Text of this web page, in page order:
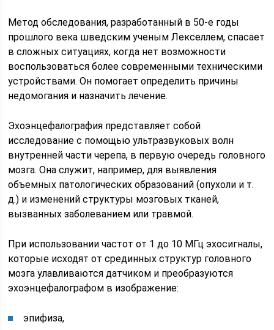
Метод обследования, разработанный в 50-е годы
прошлого века шведским ученым Лекселлем, спасает
в сложных ситуациях, когда нет возможности
воспользоваться более современными техническими
устройствами. Он помогает определить причины
недомогания и назначить лечение.
Эхоэнцефалография представляет собой
исследование с помощью ультразвуковых волн
внутренней части черепа, в первую очередь головного
мозга. Она служит, например, для выявления
объемных патологических образований (опухоли и т.
д.) и изменений структуры мозговых тканей,
вызванных заболеванием или травмой.
При использовании частот от 1 до 10 МГц эхосигналы,
которые исходят от срединных структур головного
мозга улавливаются датчиком и преобразуются
эхоэнцефалографом в изображение:
эпифиза,